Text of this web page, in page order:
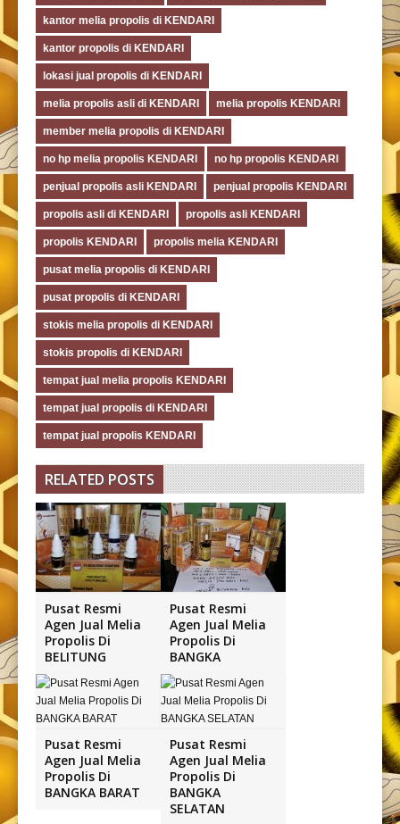
kantor melia propolis di KENDARI
kantor propolis di KENDARI
lokasi jual propolis di KENDARI
melia propolis asli di KENDARI melia propolis KENDARI
member melia propolis di KENDARI
no hp melia propolis KENDARI no hp propolis KENDARI
penjual propolis asli KENDARI penjual propolis KENDARI
propolis asli di KENDARI propolis asli KENDARI
propolis KENDARI propolis melia KENDARI
pusat melia propolis di KENDARI
pusat propolis di KENDARI
stokis melia propolis di KENDARI
stokis propolis di KENDARI
tempat jual melia propolis KENDARI
tempat jual propolis di KENDARI
tempat jual propolis KENDARI
RELATED POSTS
Pusat Resmi
Agen Jual Melia
Propolis Di
BELITUNG
Pusat Resmi
Agen Jual Melia
Propolis Di
BANGKA
Pusat Resmi
Agen Jual Melia
Propolis Di
BANGKA BARAT
Pusat Resmi
Agen Jual Melia
Propolis Di
BANGKA
SELATAN